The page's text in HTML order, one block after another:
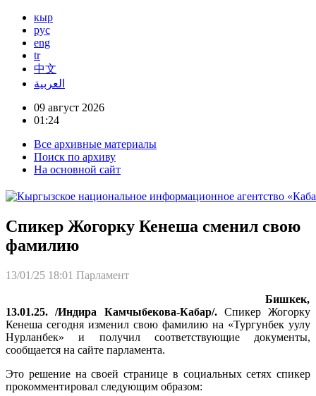
кыр
рус
eng
tr
中文
العربية
09 август 2026
01:24
Все архивные материалы
Поиск по архиву
На основной сайт
Спикер Жогорку Кенеша сменил свою
фамилию
13/01/25 18:01 Парламент
Бишкек,
13.01.25. /Индира Камчыбекова-Кабар/. Спикер Жогорку
Кенеша сегодня изменил свою фамилию на «Тургунбек уулу
Нурланбек» и получил соответствующие документы,
сообщается на сайте парламента.
Это решение на своей странице в социальных сетях спикер
прокомментировал следующим образом: